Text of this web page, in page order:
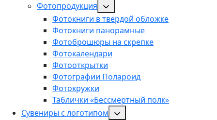
Фотопродукция
Фотокниги в твердой обложке
Фотокниги панорамные
Фотоброшюры на скрепке
Фотокалендари
Фотооткрытки
Фотографии Полароид
Фотокружки
Таблички «Бессмертный полк»
Сувениры с логотипом